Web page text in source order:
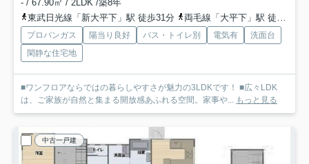
- / 67.90㎡ / 2LDK /築8年
東武日光線「新大平下」駅 徒歩31分
両毛線「大平下」駅 徒歩42分
プロパンガス 陽当り良好 バス・トイレ別 電気有
洗面台
閑静な住宅地
■ワンフロアならではの暮らしやすさが魅力の3LDKです！ ■広々LDK
は、ご家族が自然と集まる開放感あふれる空間。家事や... もっと見る
中古一戸建